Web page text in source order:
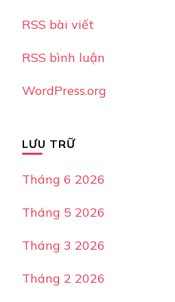
RSS bài viết
RSS bình luận
WordPress.org
LƯU TRỮ
Tháng 6 2026
Tháng 5 2026
Tháng 3 2026
Tháng 2 2026